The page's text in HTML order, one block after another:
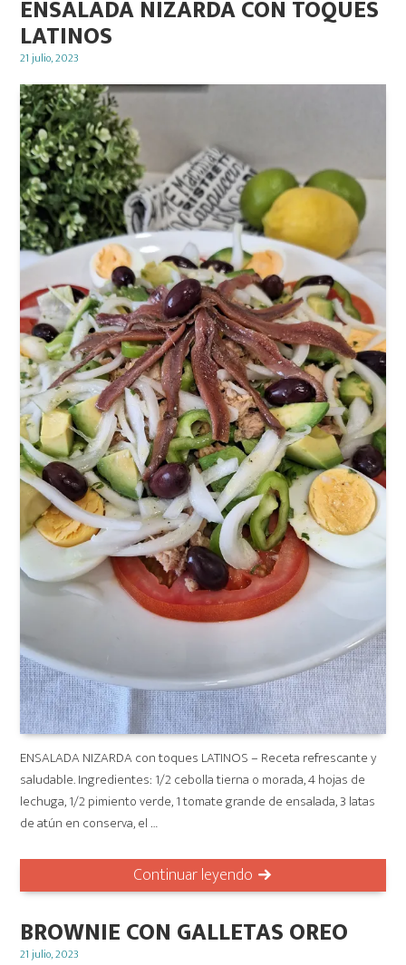
ENSALADA NIZARDA CON TOQUES
LATINOS
Posted
21 julio, 2023
ENSALADA NIZARDA con toques LATINOS – Receta refrescante y
saludable. Ingredientes: 1/2 cebolla tierna o morada, 4 hojas de
lechuga, 1/2 pimiento verde, 1 tomate grande de ensalada, 3 latas
de atún en conserva, el …
Continuar leyendo
BROWNIE CON GALLETAS OREO
Posted
21 julio, 2023